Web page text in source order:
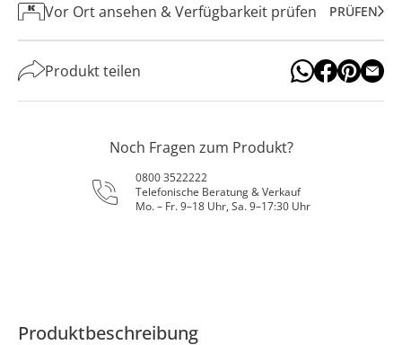
Vor Ort ansehen & Verfügbarkeit prüfen PRÜFEN
Produkt teilen
Noch Fragen zum Produkt?
0800 3522222
Telefonische Beratung & Verkauf
Mo. – Fr. 9–18 Uhr, Sa. 9–17:30 Uhr
Produktbeschreibung